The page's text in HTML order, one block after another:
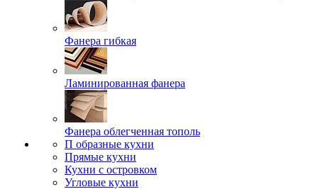
Фанера гибкая
Ламинированная фанера
Фанера облегченная тополь
П образные кухни
Прямые кухни
Кухни с островком
Угловые кухни